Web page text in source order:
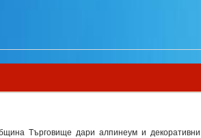
Търговище дари алпинеум и декоративни